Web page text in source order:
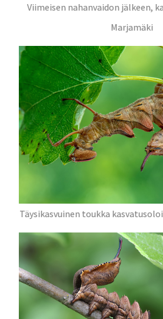
Viimeisen nahanvaidon jälkeen,
Marjamäki
Täysikasvuinen toukka